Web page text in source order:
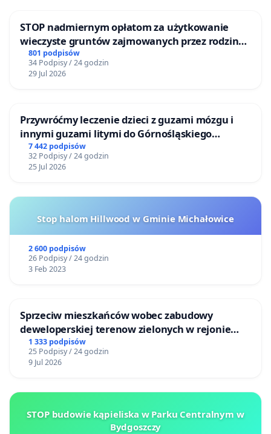
STOP nadmiernym opłatom za użytkowanie
wieczyste gruntów zajmowanych przez rodzinne
ogrody działkowe.
801 podpisów
34 Podpisy / 24 godzin
29 Jul 2026
Przywróćmy leczenie dzieci z guzami mózgu i
innymi guzami litymi do Górnośląskiego
Centrum Zdrowia Dziecka w Katowicach
7 442 podpisów
32 Podpisy / 24 godzin
25 Jul 2026
Stop halom Hillwood w Gminie Michałowice
2 600 podpisów
26 Podpisy / 24 godzin
3 Feb 2023
Sprzeciw mieszkańców wobec zabudowy
deweloperskiej terenow zielonych w rejonie
Bulwarów Straceńskich w Bielsku-Białej
1 333 podpisów
25 Podpisy / 24 godzin
9 Jul 2026
STOP budowie kąpieliska w Parku Centralnym w
Bydgoszczy